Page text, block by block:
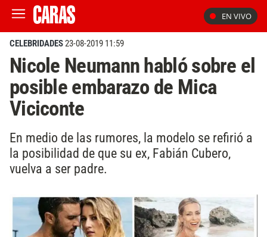
EN VIVO
CELEBRIDADES23-08-2019 11:59
Nicole Neumann habló sobre el
posible embarazo de Mica
Viciconte
En medio de las rumores, la modelo se refirió a
la posibilidad de que su ex, Fabián Cubero,
vuelva a ser padre.